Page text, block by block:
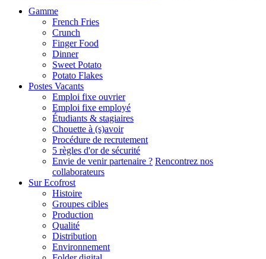
Gamme
French Fries
Crunch
Finger Food
Dinner
Sweet Potato
Potato Flakes
Postes Vacants
Emploi fixe ouvrier
Emploi fixe employé
Étudiants & stagiaires
Chouette à (s)avoir
Procédure de recrutement
5 règles d'or de sécurité
Envie de venir partenaire ? Rencontrez nos
collaborateurs
Sur Ecofrost
Histoire
Groupes cibles
Production
Qualité
Distribution
Environnement